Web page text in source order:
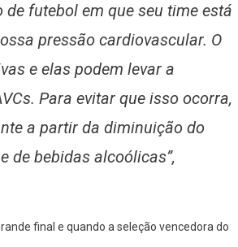
futebol em que seu time está
pressão cardiovascular. O
e elas podem levar a
Para evitar que isso ocorra,
a partir da diminuição do
de bebidas alcoólicas”,
final e quando a seleção vencedora do